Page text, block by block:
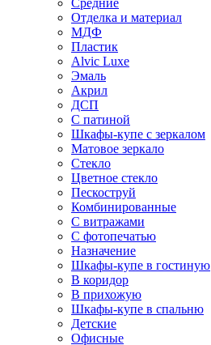
Средние
Отделка и материал
МДФ
Пластик
Alvic Luxe
Эмаль
Акрил
ДСП
С патиной
Шкафы-купе с зеркалом
Матовое зеркало
Стекло
Цветное стекло
Пескоструй
Комбинированные
С витражами
С фотопечатью
Назначение
Шкафы-купе в гостиную
В коридор
В прихожую
Шкафы-купе в спальню
Детские
Офисные